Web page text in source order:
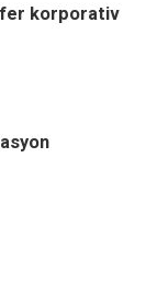
korporativ